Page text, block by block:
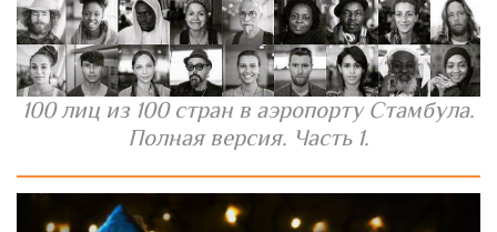
100 лиц из 100 стран в аэропорту Стамбула.
Полная версия. Часть 1.